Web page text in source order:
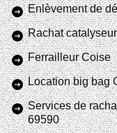
Enlèvement de
Rachat
Ferrailleur Coise
Location big bag
Services de
69590